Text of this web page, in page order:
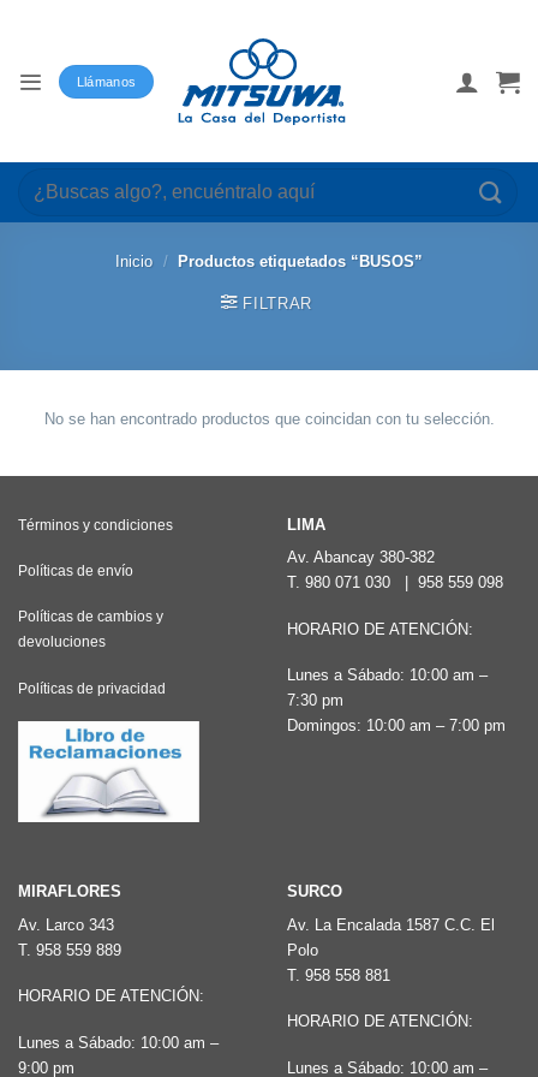
Llámanos
Buscar
por:
Inicio / Productos etiquetados “BUSOS”
FILTRAR
No se han encontrado productos que coincidan con tu selección.
Términos y condiciones
Políticas de envío
Políticas de cambios y
devoluciones
Políticas de privacidad
LIMA
Av. Abancay 380-382
T. 980 071 030 958 559 098
HORARIO DE ATENCIÓN:
Lunes a Sábado: 10:00 am –
7:30 pm
Domingos: 10:00 am – 7:00 pm
MIRAFLORES
Av. Larco 343
T. 958 559 889
HORARIO DE ATENCIÓN:
Lunes a Sábado: 10:00 am –
9:00 pm
SURCO
Av. La Encalada 1587 C.C. El
Polo
T. 958 558 881
HORARIO DE ATENCIÓN:
Lunes a Sábado: 10:00 am –